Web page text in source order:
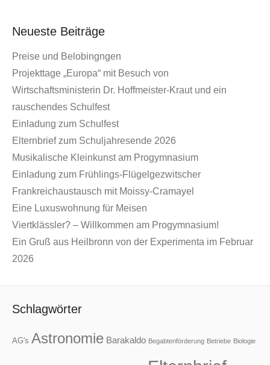
Neueste Beiträge
Preise und Belobingngen
Projekttage „Europa“ mit Besuch von
Wirtschaftsministerin Dr. Hoffmeister-Kraut und ein
rauschendes Schulfest
Einladung zum Schulfest
Elternbrief zum Schuljahresende 2026
Musikalische Kleinkunst am Progymnasium
Einladung zum Frühlings-Flügelgezwitscher
Frankreichaustausch mit Moissy-Cramayel
Eine Luxuswohnung für Meisen
Viertklässler? – Willkommen am Progymnasium!
Ein Gruß aus Heilbronn von der Experimenta im Februar
2026
Schlagwörter
AG's Astronomie Barakaldo Begabtenförderung Betriebe Biologie